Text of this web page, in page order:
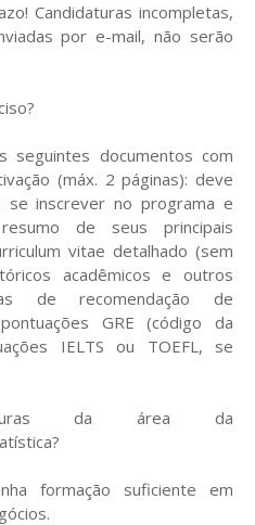
Candidaturas incompletas,
por e-mail, não serão
seguintes documentos com
(máx. 2 páginas): deve
se inscrever no programa e
de seus principais
vitae detalhado (sem
acadêmicos e outros
de recomendação de
GRE (código da
IELTS ou TOEFL, se
da área da
formação suficiente em